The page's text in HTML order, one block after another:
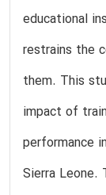
educational
restrains the
them. This
impact of
performance
Sierra